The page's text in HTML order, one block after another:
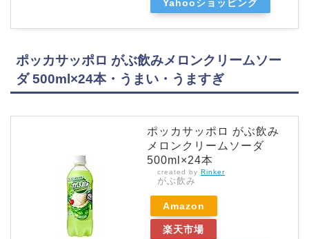
Yahooショッピング
ポッカサッポロ がぶ飲みメロンクリームソー
ダ 500ml×24本・うまい・うますぎ
ポッカサッポロ がぶ飲み
メロンクリームソーダ
500ml×24本
created by Rinker
がぶ飲み
Amazon
楽天市場